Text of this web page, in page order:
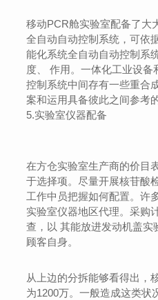
移动PCR舱实验室配备了大
全自动自动控制系统，可依
能化系统全自动自动控制系
度、 作用。一体化工业设
控制系统中间存有一些重合
案和运用具备彼此之间参考
5.实验室仪器配备
在方仓实验室生产商的价目
于选择项。尽量开展核苷酸
工作中员把握如何配置。许
实验室仪器地区代理。采购
查，以 其能放进发动机盖
顾客自身。
从上边的分拆能够看得出，
为1200万。一般造成这类状